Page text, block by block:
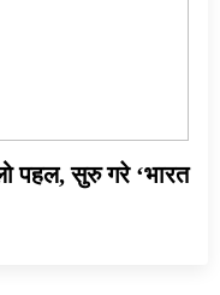
पहल, सुरु गरे ‘भारत